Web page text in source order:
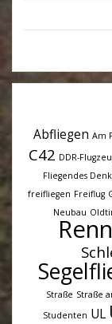
Abfliegen Am
C42 DDR-
Fliegendes
freifliegen Freiflug
Neubau
Straße Straße
Studenten UL